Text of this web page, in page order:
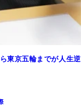
東京五輪までが人生逆